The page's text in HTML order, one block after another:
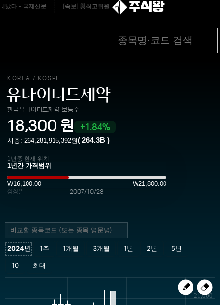
다 - 국제신문 [속보] 與최고위원 순회경선…박선원·최민희·서미화·한민수·
주식왕
KOREA / KOSPI
유나이티드제약
한국유나이티드제약 보통주
18,300 원 1.84%
시총: 264,281,915,392원( 264.3B )
1년중 현재 위치
₩16,100.00 ₩21,800.00
상장일 2007/10/23
21,000